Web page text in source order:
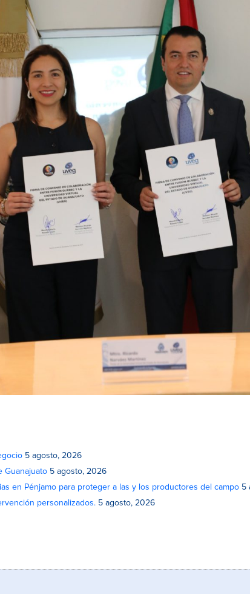
5 agosto, 2026
Guanajuato 5 agosto, 2026
en Pénjamo para proteger a las y los productores del campo 5
personalizados. 5 agosto, 2026